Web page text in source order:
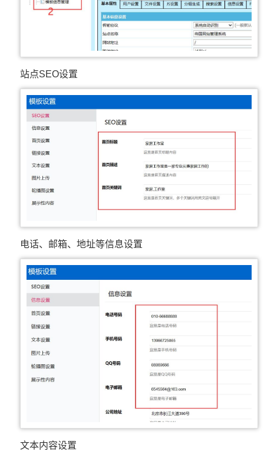
站点SEO设置
电话、邮箱、地址等信息设置
文本内容设置